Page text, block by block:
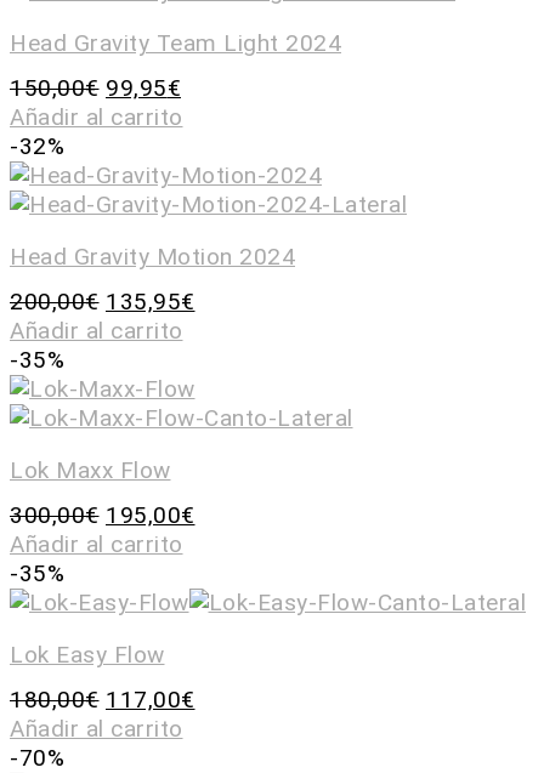
Head Gravity Team Light 2024
150,00€ 99,95€
Añadir al carrito
-32%
Head Gravity Motion 2024
200,00€ 135,95€
Añadir al carrito
-35%
Lok Maxx Flow
300,00€ 195,00€
Añadir al carrito
-35%
Lok Easy Flow
180,00€ 117,00€
Añadir al carrito
-70%